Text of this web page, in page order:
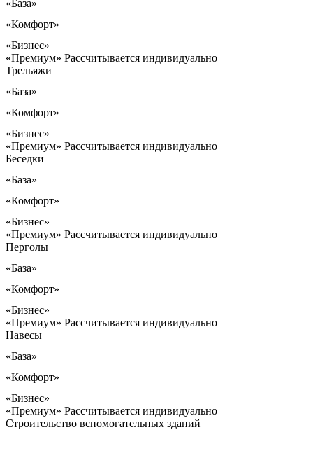
«База»
«Комфорт»
«Бизнес»
«Премиум» Рассчитывается индивидуально
Трельяжи
«База»
«Комфорт»
«Бизнес»
«Премиум» Рассчитывается индивидуально
Беседки
«База»
«Комфорт»
«Бизнес»
«Премиум» Рассчитывается индивидуально
Перголы
«База»
«Комфорт»
«Бизнес»
«Премиум» Рассчитывается индивидуально
Навесы
«База»
«Комфорт»
«Бизнес»
«Премиум» Рассчитывается индивидуально
Строительство вспомогательных зданий